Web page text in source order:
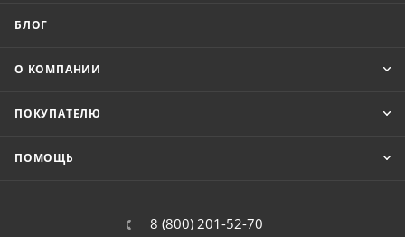
БЛОГ
О КОМПАНИИ
ПОКУПАТЕЛЮ
ПОМОЩЬ
8 (800) 201-52-70